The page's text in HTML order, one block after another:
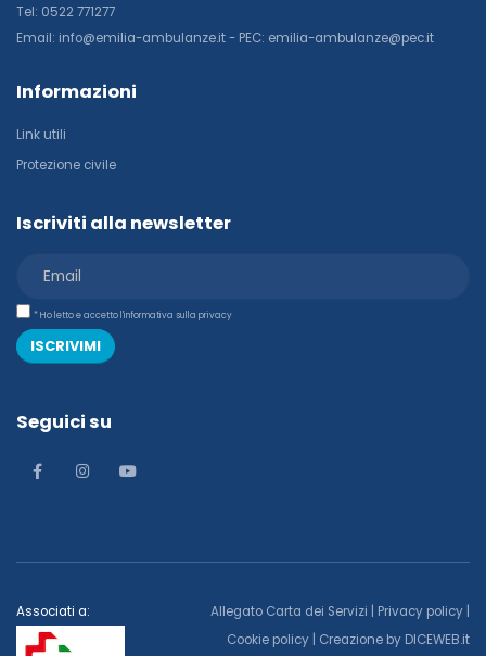
Tel: 0522 771277
Email: info@emilia-ambulanze.it - PEC: emilia-ambulanze@pec.it
Informazioni
Link utili
Protezione civile
Iscriviti alla newsletter
* Ho letto e accetto l'informativa sulla privacy
ISCRIVIMI
Seguici su
Associati a: Allegato Carta dei Servizi Privacy policy|
Cookie policy| Creazione by DICEWEB.it